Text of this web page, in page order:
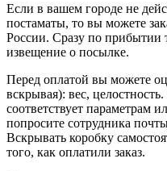
Если в вашем городе не
постаматы, то вы можете
России. Сразу по прибытии
извещение о посылке.
Перед оплатой вы можете
вскрывая): вес,
соответствует параметрам
попросите сотрудника
Вскрывать коробку
того, как оплатили заказ.